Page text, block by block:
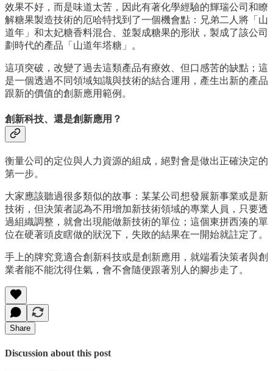
效果不好，而是味道太苦，因此有著化學經驗的輝瑞公司和瞭
解糖果製造技術的厄哈特找到了一個機會點：兄弟二人將「山
道年」和太妃糖香料混合、並製成糖果的形狀，製成了該公司
劃時代的產品「山道年塔糖」。
這項突破，改變了過去這類產品有療效、但口感苦的缺點；這
是一個透過不同領域知識與技術的結合運用，產生出新的產品
跟新的價值的創新應用範例。
創新科技、還是創新應用？
衡量公司的定位與人力資源的組成，絕對會是做出正確決定的
第一步。
大家應該聽過很多類似的故事：某某公司想發展新事業或是新
技術，但決策者認為不用增加新技術領域的專業人員，只要透
過組織調整，就會出現能做新技術的單位；這個東拼西湊的單
位在硬著頭皮瞎做的狀況下，失敗的結果在一開始就註定了。
手上的牌究竟適合創新科技或是創新應用，就端看決策者與創
業者能不能沈得住氣，會不會隨便跟著別人的腳步走了。
Share
Discussion about this post